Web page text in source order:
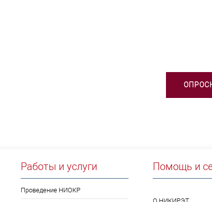
Работы и услуги
Проведение НИОКР
Помощь и